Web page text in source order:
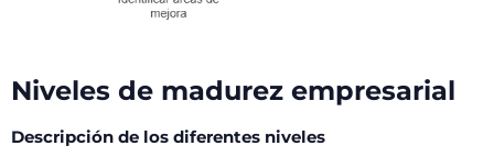
Niveles de madurez empresarial
Descripción de los diferentes niveles